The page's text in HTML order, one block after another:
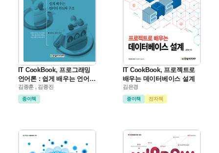
IT CookBook, 프로그래밍
언어론 : 쉽게 배우는 언어의
원리와 구조
김종훈 , 김종진
종이책
IT CookBook, 프로젝트로
배우는 데이터베이스 설계
김은경
종이책 전자책